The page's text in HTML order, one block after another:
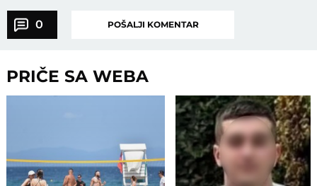
0 POŠALJI KOMENTAR
PRIČE SA WEBA